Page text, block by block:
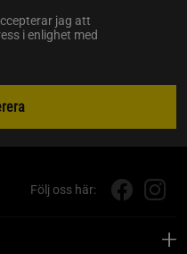
jag att
i enlighet med
Följ oss här: